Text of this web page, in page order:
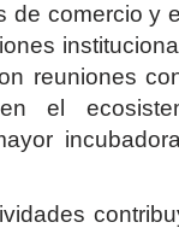
de comercio y
reuniones
el